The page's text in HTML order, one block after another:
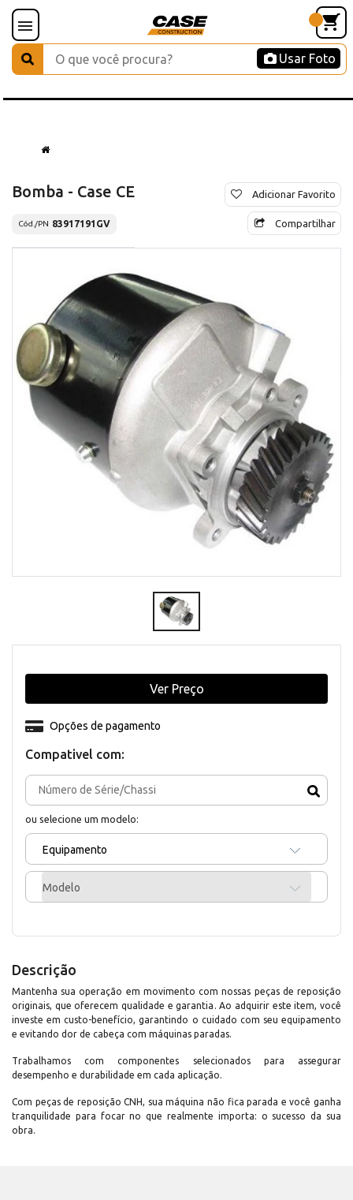
Usar Foto
Bomba - Case CE
Cód./PN 83917191GV
Adicionar Favorito
Compartilhar
Compativel com:
ou selecione um modelo:
Equipamento
Modelo
Opções de pagamento
Ver Preço
Descrição
Mantenha sua operação em movimento com nossas peças de reposição
originais, que oferecem qualidade e garantia. Ao adquirir este item, você
investe em custo-benefício, garantindo o cuidado com seu equipamento
e evitando dor de cabeça com máquinas paradas.
Trabalhamos com componentes selecionados para assegurar
desempenho e durabilidade em cada aplicação.
Com peças de reposição CNH, sua máquina não fica parada e você ganha
tranquilidade para focar no que realmente importa: o sucesso da sua
obra.